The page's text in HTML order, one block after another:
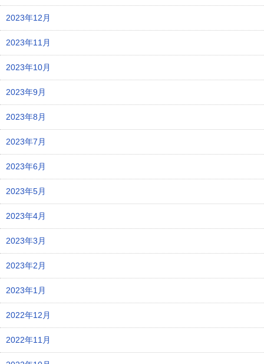
2023年12月
2023年11月
2023年10月
2023年9月
2023年8月
2023年7月
2023年6月
2023年5月
2023年4月
2023年3月
2023年2月
2023年1月
2022年12月
2022年11月